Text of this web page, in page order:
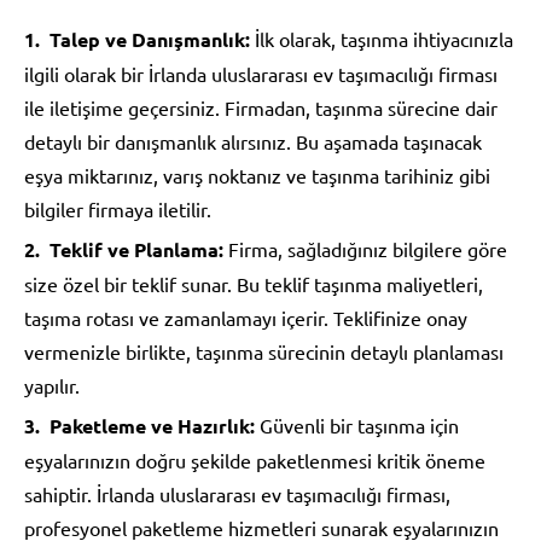
Talep ve Danışmanlık: İlk olarak, taşınma ihtiyacınızla
ilgili olarak bir İrlanda uluslararası ev taşımacılığı firması
ile iletişime geçersiniz. Firmadan, taşınma sürecine dair
detaylı bir danışmanlık alırsınız. Bu aşamada taşınacak
eşya miktarınız, varış noktanız ve taşınma tarihiniz gibi
bilgiler firmaya iletilir.
Teklif ve Planlama: Firma, sağladığınız bilgilere göre
size özel bir teklif sunar. Bu teklif taşınma maliyetleri,
taşıma rotası ve zamanlamayı içerir. Teklifinize onay
vermenizle birlikte, taşınma sürecinin detaylı planlaması
yapılır.
Paketleme ve Hazırlık: Güvenli bir taşınma için
eşyalarınızın doğru şekilde paketlenmesi kritik öneme
sahiptir. İrlanda uluslararası ev taşımacılığı firması,
profesyonel paketleme hizmetleri sunarak eşyalarınızın